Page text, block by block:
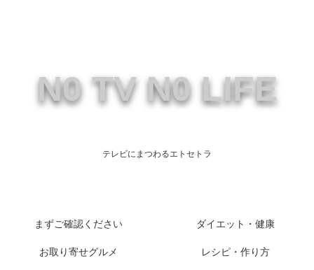
N0 TV N0 LIFE
テレビにまつわるエトセトラ
まずご確認ください ダイエット・健康
お取り寄せグルメ レシピ・作り方